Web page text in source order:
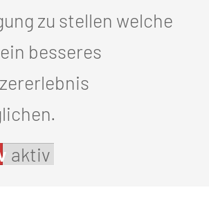
zu stellen welche
besseres
aktiv